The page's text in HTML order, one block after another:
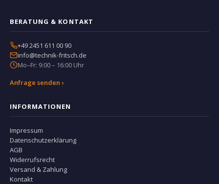
BERATUNG & KONTAKT
+49 2451 611 00 90
info@technik-fritsch.de
Mo–Fr: 9:00 – 16:00 Uhr
Anfrage senden ›
INFORMATIONEN
Impressum
Datenschutzerklärung
AGB
Widerrufsrecht
Versand & Zahlung
Kontakt